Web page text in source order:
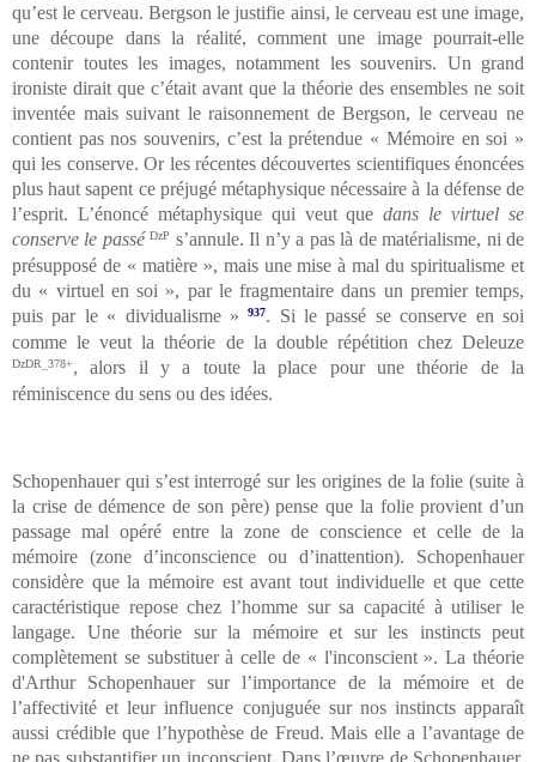
qu’est le cerveau. Bergson le justifie ainsi, le cerveau est une image,
une découpe dans la réalité, comment une image pourrait-elle
contenir toutes les images, notamment les souvenirs. Un grand
ironiste dirait que c’était avant que la théorie des ensembles ne soit
inventée mais suivant le raisonnement de Bergson, le cerveau ne
contient pas nos souvenirs, c’est la prétendue « Mémoire en soi »
qui les conserve. Or les récentes découvertes scientifiques énoncées
plus haut sapent ce préjugé métaphysique nécessaire à la défense de
l’esprit. L’énoncé métaphysique qui veut quedans le virtuel se
conserve le passé DzP s’annule. Il n’y a pas là de matérialisme, ni de
présupposé de « matière », mais une mise à mal du spiritualisme et
du « virtuel en soi », par le fragmentaire dans un premier temps,
puis par le « dividualisme »937. Si le passé se conserve en soi
comme le veut la théorie de la double répétition chez Deleuze
DzDR_378+, alors il y a toute la place pour une théorie de la
réminiscence du sens ou des idées.
Schopenhauer qui s’est interrogé sur les origines de la folie (suite à
la crise de démence de son père) pense que la folie provient d’un
passage mal opéré entre la zone de conscience et celle de la
mémoire (zone d’inconscience ou d’inattention). Schopenhauer
considère que la mémoire est avant tout individuelle et que cette
caractéristique repose chez l’homme sur sa capacité à utiliser le
langage. Une théorie sur la mémoire et sur les instincts peut
complètement se substituer à celle de « l'inconscient ». La théorie
d'Arthur Schopenhauer sur l’importance de la mémoire et de
l’affectivité et leur influence conjuguée sur nos instincts apparaît
aussi crédible que l’hypothèse de Freud. Mais elle a l’avantage de
ne pas substantifier un inconscient. Dans l’œuvre de Schopenhauer,